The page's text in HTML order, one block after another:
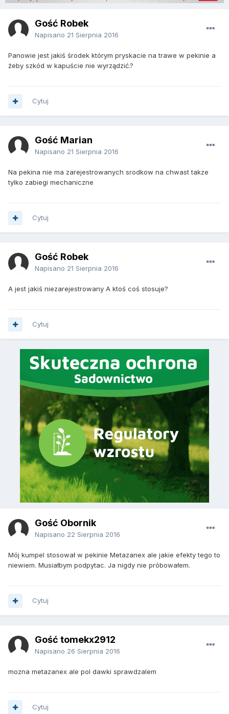
Gość Robek
Napisano 21 Sierpnia 2016
Panowie jest jakiś środek którym pryskacie na trawe w pekinie a
żeby szkód w kapuście nie wyrządzić.?
Cytuj
Gość Marian
Napisano 21 Sierpnia 2016
Na pekina nie ma zarejestrowanych srodkow na chwast takze
tylko zabiegi mechaniczne
Cytuj
Gość Robek
Napisano 21 Sierpnia 2016
A jest jakiś niezarejestrowany A ktoś coś stosuje?
Cytuj
Gość Obornik
Napisano 22 Sierpnia 2016
Mój kumpel stosował w pekinie Metazanex ale jakie efekty tego to
niewiem. Musiałbym podpytac. Ja nigdy nie próbowałem.
Cytuj
Gość tomekx2912
Napisano 26 Sierpnia 2016
mozna metazanex ale pol dawki sprawdzalem
Cytuj